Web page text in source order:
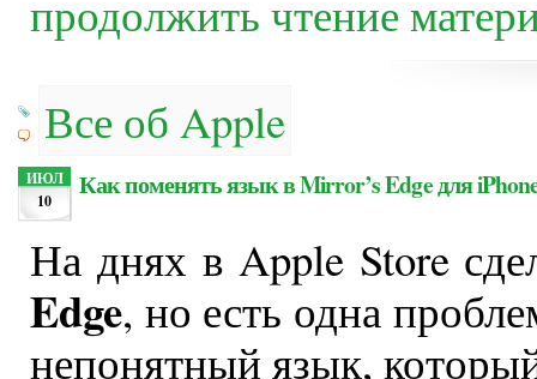
продолжить чтение
Все об Apple
ИЮЛ
10
Как поменять язык в Mirror’s Edge для
На днях в Apple Store
Edge, но есть одна
непонятный язык,